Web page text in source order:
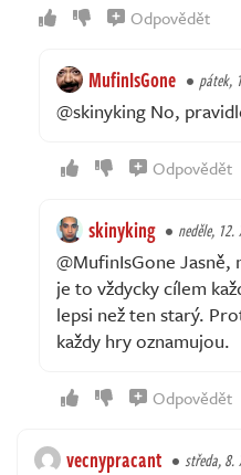
Odpovědět
MufinIsGone pátek,
@skinyking No,
Odpovědět
skinyking neděle,
@MufinIsGone Jasně,
je to vždycky cílem
lepsi než ten starý.
každy hry oznamujou.
Odpovědět
vecnypracant středa, 8.